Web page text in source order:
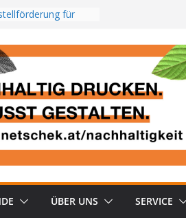
für
Belastung
RMS TOP Kombi
Streaming-
ÜBER UNS SERVICE